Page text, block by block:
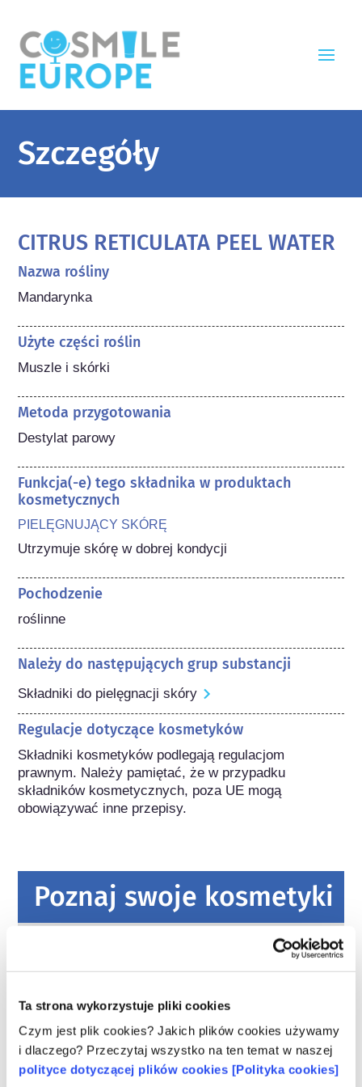
Ta strona wykorzystuje pliki cookies
Czym jest plik cookies? Jakich plików cookies używamy
i dlaczego? Przeczytaj wszystko na ten temat w naszej
polityce dotyczącej plików cookies [Polityka cookies]
Szczegóły
CITRUS RETICULATA PEEL WATER
Nazwa rośliny
Mandarynka
Użyte części roślin
Muszle i skórki
Metoda przygotowania
Destylat parowy
Funkcja(-e) tego składnika w produktach
kosmetycznych
PIELĘGNUJĄCY SKÓRĘ
Utrzymuje skórę w dobrej kondycji
Pochodzenie
roślinne
Należy do następujących grup substancji
Składniki do pielęgnacji skóry
Regulacje dotyczące kosmetyków
Składniki kosmetyków podlegają regulacjom
prawnym. Należy pamiętać, że w przypadku
składników kosmetycznych, poza UE mogą
obowiązywać inne przepisy.
Poznaj swoje kosmetyki
kosmetyczne i higieny osobistej sprzedawane
oraz krajowe i europejskie organy regulacyjne
wspólnie ponoszą odpowiedzialność za
bezpieczeństwo produktów kosmetycznych.
czytaj więcej
Co należy wiedzieć o substancjach
zaburzających gospodarkę hormonalną